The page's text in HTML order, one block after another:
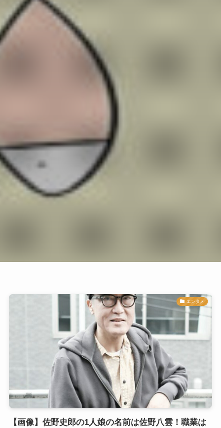
エンタメ
【画像】佐野史郎の1人娘の名前は佐野八雲！職業は